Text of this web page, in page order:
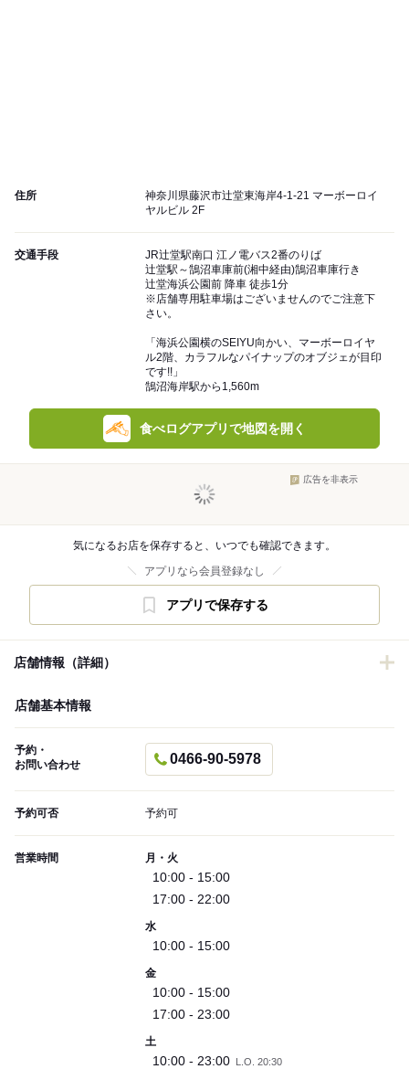
住所
神奈川県藤沢市辻堂東海岸4-1-21 マーボーロイ
ヤルビル 2F
交通手段
JR辻堂駅南口 江ノ電バス2番のりば
辻堂駅～鵠沼車庫前(湘中経由)鵠沼車庫行き
辻堂海浜公園前 降車 徒歩1分
※店舗専用駐車場はございませんのでご注意下
さい。
「海浜公園横のSEIYU向かい、マーボーロイヤ
ル2階、カラフルなパイナップのオブジェが目印
です!!」
鵠沼海岸駅から1,560m
食べログアプリで地図を開く
広告を非表示
気になるお店を保存すると、いつでも確認できます。
アプリなら会員登録なし
アプリで保存する
店舗情報（詳細）
店舗基本情報
予約・
お問い合わせ
0466-90-5978
予約可否 予約可
営業時間 月・火
10:00 - 15:00
17:00 - 22:00
水
10:00 - 15:00
金
10:00 - 15:00
17:00 - 23:00
土
10:00 - 23:00 L.O. 20:30